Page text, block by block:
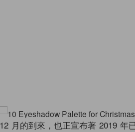
12 月的到來，也正宣布著 2019 年